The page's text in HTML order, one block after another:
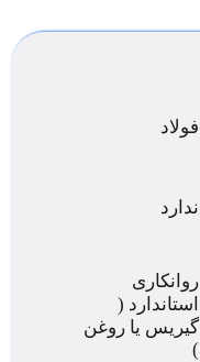
فولاد
ندارد
روانکاری
استاندارد (
گیریس یا روغن
)